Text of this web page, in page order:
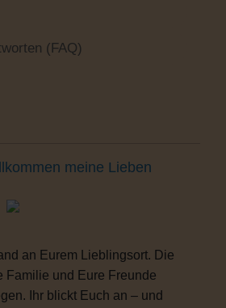
(FAQ)
meine Lieben
an Eurem Lieblingsort. Die
Familie und Eure Freunde
Ihr blickt Euch an – und